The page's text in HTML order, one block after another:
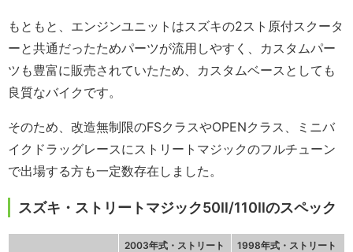
もともと、エンジンユニットはスズキの2スト原付スクータ
ーと共通だったためパーツが流用しやすく、カスタムパー
ツも豊富に販売されていたため、カスタムベースとしても
良質なバイクです。
そのため、改造無制限のFSクラスやOPENクラス、ミニバ
イクドラッグレースにストリートマジックのフルチューン
で出場する方も一定数存在しました。
スズキ・ストリートマジック50Ⅱ/110Ⅱのスペック
2003年式・ストリート
1998年式・ストリート